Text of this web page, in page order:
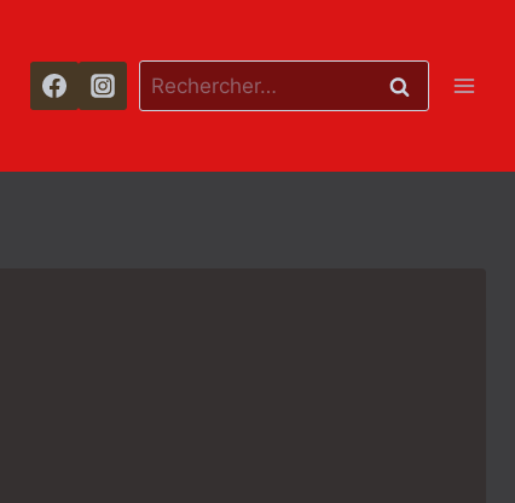
Rechercher :